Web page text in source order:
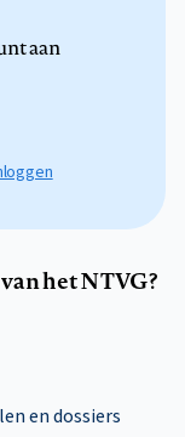
aan
het NTVG?
en dossiers